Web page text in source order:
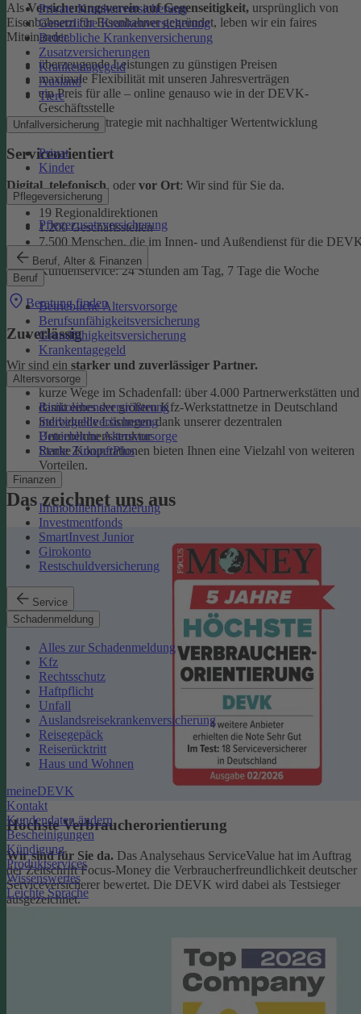
Private Krankenversicherung
Gesetzliche Krankenversicherung
Betriebliche Krankenversicherung
Zusatzversicherungen
Krankentagegeld
Ausland
Tiere
Unfallversicherung
Privat
Kinder
Pflegeversicherung
Pflegezusatzversicherung
Beruf, Alter & Finanzen
Beruf
Betriebliche Altersvorsorge
Berufsunfähigkeitsversicherung
Grundfähigkeitsversicherung
Krankentagegeld
Altersvorsorge
Risikolebensversicherung
Sterbegeldversicherung
Betriebliche Altersvorsorge
Rente ZukunftPlus
Finanzen
Immobilienfinanzierung
Investmentfonds
SmartInvest Junior
Girokonto
Restschuldversicherung
Service
Schadenmeldung
Alles zur Schadenmeldung
Kfz
Rechtsschutz
Haftpflicht
Unfall
Auslandsreisekrankenversicherung
Reisegepäck
Reiserücktritt
Haus und Wohnen
meineDEVK
Kontakt
Kundendaten ändern
Bescheinigungen
Kündigung
Produktservices
Wissenswertes
Leichte Sprache
AlsVersicherungsverein auf Gegenseitigkeit, ursprünglich von
Eisenbahnern für Eisenbahner gegründet, leben wir ein faires
Miteinander.
überzeugende Leistungen zu günstigen Preisen
maximale Flexibilität mit unseren Jahresverträgen
ein Preis für alle – online genauso wie in der DEVK-
Geschäftsstelle
faire Anlagestrategie mit nachhaltiger Wertentwicklung
Serviceorientiert
Digital,telefonisch, oder vor Ort: Wir sind für Sie da.
19 Regionaldirektionen
1.200 Geschäftsstellen
7.500 Menschen, die im Innen- und Außendienst für die
arbeiten
Kundenservice: 24 Stunden am Tag, 7 Tage die Woche
Beratung finden
Zuverlässig
Wir sind ein starker und zuverlässiger Partner.
kurze Wege im Schadenfall: über 4.000 Partnerwerkstätten und
damit eines der größten Kfz-Werkstattnetze in Deutschland
individuelle Lösungen dank unserer dezentralen
Unternehmensstruktur
Starke Kooperationen bieten Ihnen eine Vielzahl von weiteren
Vorteilen.
Das zeichnet uns aus
Höchste Verbraucherorientierung
Wir sind für Sie da. Das Analysehaus ServiceValue hat im Auftrag
der Zeitschrift Focus-Money die Verbraucherfreundlichkeit deutscher
Serviceversicherer bewertet. Die DEVK wird dabei als Testsieger
ausgezeichnet.